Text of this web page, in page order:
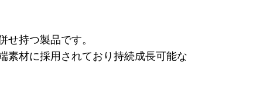
持つ製品です。
素材に採用されており持続成長可能な